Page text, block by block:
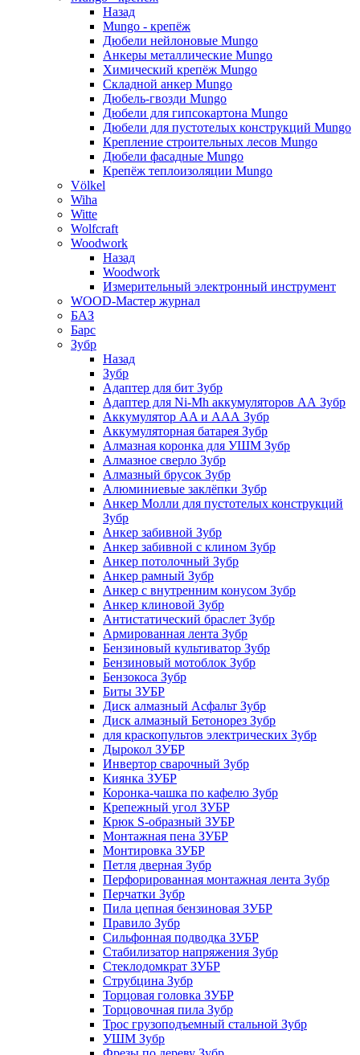
Назад
Mungo - крепёж
Дюбели нейлоновые Mungo
Анкеры металлические Mungo
Химический крепёж Mungo
Складной анкер Mungo
Дюбель-гвозди Mungo
Дюбели для гипсокартона Mungo
Дюбели для пустотелых конструкций Mungo
Крепление строительных лесов Mungo
Дюбели фасадные Mungo
Крепёж теплоизоляции Mungo
Völkel
Wiha
Witte
Wolfcraft
Woodwork
Назад
Woodwork
Измерительный электронный инструмент
WOOD-Мастер журнал
БАЗ
Барс
Зубр
Назад
Зубр
Адаптер для бит Зубр
Адаптер для Ni-Mh аккумуляторов АА Зубр
Аккумулятор AA и ААА Зубр
Аккумуляторная батарея Зубр
Алмазная коронка для УШМ Зубр
Алмазное сверло Зубр
Алмазный брусок Зубр
Алюминиевые заклёпки Зубр
Анкер Молли для пустотелых конструкций
Зубр
Анкер забивной Зубр
Анкер забивной с клином Зубр
Анкер потолочный Зубр
Анкер рамный Зубр
Анкер с внутренним конусом Зубр
Анкер клиновой Зубр
Антистатический браслет Зубр
Армированная лента Зубр
Бензиновый культиватор Зубр
Бензиновый мотоблок Зубр
Бензокоса Зубр
Биты ЗУБР
Диск алмазный Асфальт Зубр
Диск алмазный Бетонорез Зубр
для краскопультов электрических Зубр
Дырокол ЗУБР
Инвертор сварочный Зубр
Киянка ЗУБР
Коронка-чашка по кафелю Зубр
Крепежный угол ЗУБР
Крюк S-образный ЗУБР
Монтажная пена ЗУБР
Монтировка ЗУБР
Петля дверная Зубр
Перфорированная монтажная лента Зубр
Перчатки Зубр
Пила цепная бензиновая ЗУБР
Правило Зубр
Сильфонная подводка ЗУБР
Стабилизатор напряжения Зубр
Стеклодомкрат ЗУБР
Струбцина Зубр
Торцовая головка ЗУБР
Торцовочная пила Зубр
Трос грузоподъемный стальной Зубр
УШМ Зубр